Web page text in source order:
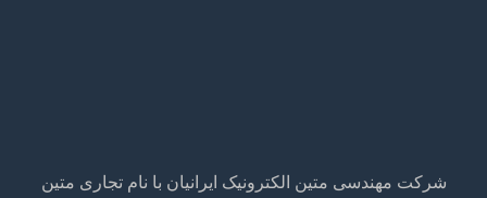
شرکت مهندسی متین الکترونیک ایرانیان با نام تجاری متین